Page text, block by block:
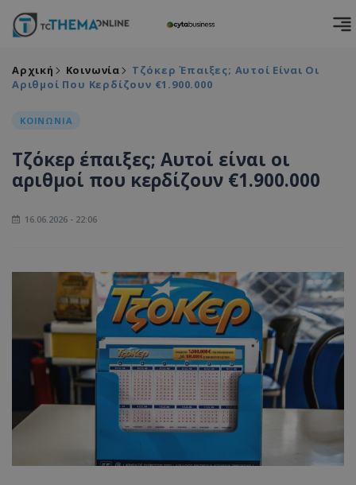
Αρχική Κοινωνία
Τζόκερ Έπαιξες; Αυτοί Είναι Οι
Αριθμοί Που Κερδίζουν €1.900.000
ΚΟΙΝΩΝΙΑ
Τζόκερ έπαιξες; Αυτοί είναι οι
αριθμοί που κερδίζουν €1.900.000
16.06.2026 - 22:06